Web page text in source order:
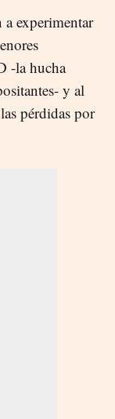
a experimentar
-la hucha
y al
pérdidas por